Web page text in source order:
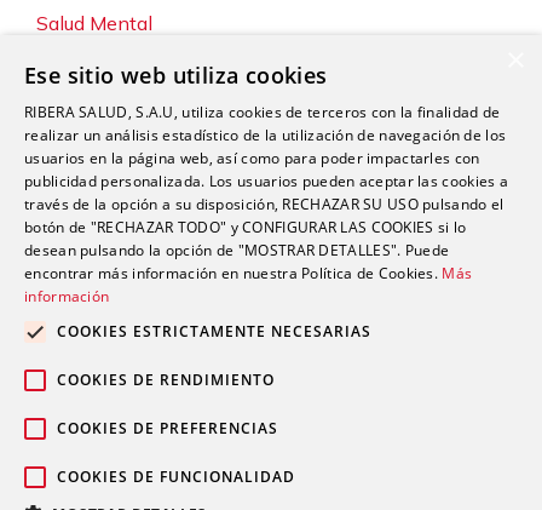
Salud Mental
Servicios
Sostenibilidad y Medio Ambiente
Tecnología
Traumatología y Cirugía Ortopédica
Unidad de Tráfico
Urgencias
Urología
© 2026 Grupo Ribera |
Ese sitio web utiliza cookies
RIBERA SALUD, S.A.U, utiliza cookies de terceros con la finalidad de
realizar un análisis estadístico de la utilización de navegación de los
usuarios en la página web, así como para poder impactarles con
publicidad personalizada. Los usuarios pueden aceptar las cookies a
través de la opción a su disposición, RECHAZAR SU USO pulsando el
botón de "RECHAZAR TODO" y CONFIGURAR LAS COOKIES si lo
desean pulsando la opción de "MOSTRAR DETALLES". Puede
encontrar más información en nuestra Política de Cookies. Más
información
COOKIES ESTRICTAMENTE NECESARIAS
COOKIES DE RENDIMIENTO
COOKIES DE PREFERENCIAS
COOKIES DE FUNCIONALIDAD